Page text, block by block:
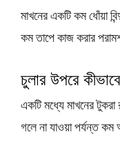
মাখনের একটি কম ধোঁয়া
কম তাপে কাজ করার
চুলার উপরে
একটি মধ্যে মাখনের টুকরা
গলে না যাওয়া পর্যন্ত কম